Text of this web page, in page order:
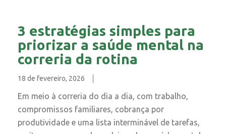
3 estratégias simples para
priorizar a saúde mental na
correria da rotina
18 de fevereiro, 2026
Em meio à correria do dia a dia, com trabalho,
compromissos familiares, cobrança por
produtividade e uma lista interminável de tarefas,